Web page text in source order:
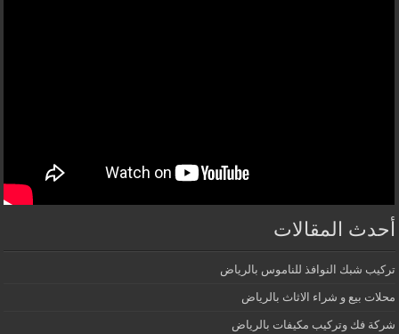
أحدث المقالات
تركيب شبك النوافذ للناموس بالرياض
محلات بيع و شراء الاثاث بالرياض
شركة فك وتركيب مكيفات بالرياض